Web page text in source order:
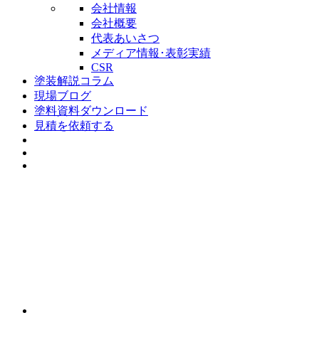
会社情報
会社概要
代表あいさつ
メディア情報･表彰実績
CSR
塗装解説コラム
現場ブログ
塗料資料ダウンロード
見積を依頼する